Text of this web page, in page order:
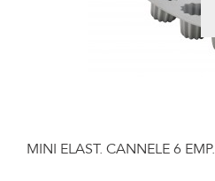
MINI ELAST. CANNELE 6 EMP.